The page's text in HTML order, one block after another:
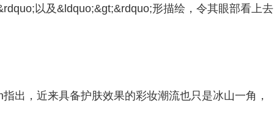
以及&ldquo;&gt;&rdquo;形描绘，令其眼部看上去
出，近来具备护肤效果的彩妆潮流也只是冰山一角，